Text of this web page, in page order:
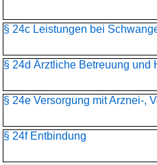
§ 24c Leistungen bei
§ 24d Ärztliche Betreuung und
§ 24e Versorgung mit Arznei-,
§ 24f Entbindung